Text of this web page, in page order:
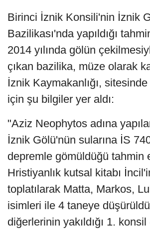
Birinci İznik Konsili'nin İznik
Bazilikası'nda yapıldığı
2014 yılında gölün
çıkan bazilika, müze olarak
İznik Kaymakanlığı,
için şu bilgiler yer aldı:
"Aziz Neophytos adına
İznik Gölü'nün sularına İS
depremle gömüldüğü tahmin
Hristiyanlık kutsal kitabı
toplatılarak Matta, Markos,
isimleri ile 4 taneye
diğerlerinin yakıldığı 1.